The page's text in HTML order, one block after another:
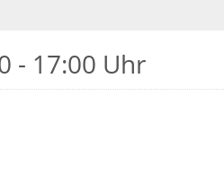
- 17:00 Uhr